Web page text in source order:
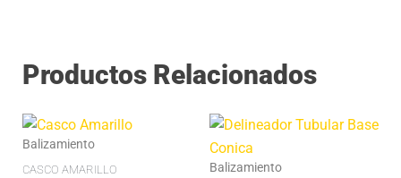
Productos Relacionados
Balizamiento
CASCO AMARILLO Balizamiento